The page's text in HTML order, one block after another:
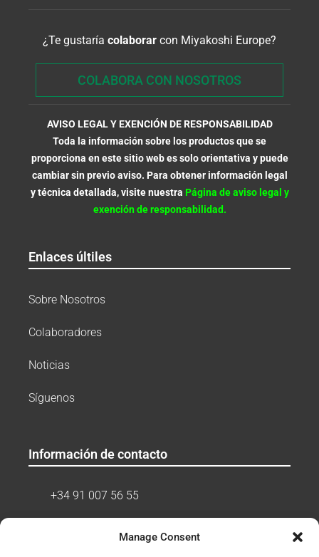
Manage Consent
¿Te gustaría colaborar con Miyakoshi Europe?
COLABORA CON NOSOTROS
AVISO LEGAL Y EXENCIÓN DE RESPONSABILIDAD
Toda la información sobre los productos que se
proporciona en este sitio web es solo orientativa y puede
cambiar sin previo aviso. Para obtener información legal
y técnica detallada, visite nuestra Página de aviso legal y
exención de responsabilidad.
Enlaces últiles
Sobre Nosotros
Colaboradores
Noticias
Síguenos
Información de contacto
+34 91 007 56 55